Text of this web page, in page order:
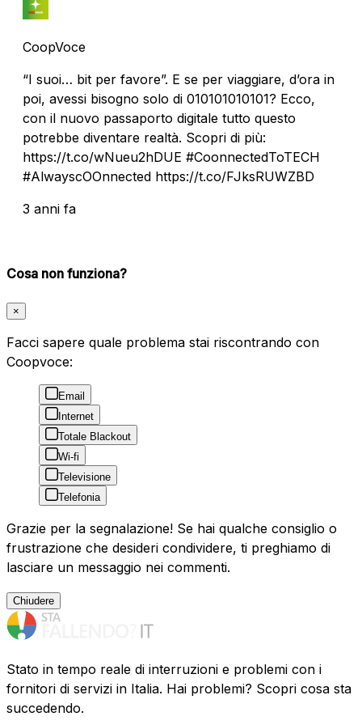
CoopVoce
“I suoi… bit per favore”. E se per viaggiare, d’ora in
poi, avessi bisogno solo di 010101010101? Ecco,
con il nuovo passaporto digitale tutto questo
potrebbe diventare realtà. Scopri di più:
https://t.co/wNueu2hDUE #CoonnectedToTECH
#AlwayscOOnnected https://t.co/FJksRUWZBD
3 anni fa
Cosa non funziona?
×
Facci sapere quale problema stai riscontrando con
Coopvoce:
Email
Internet
Totale Blackout
Wi-fi
Televisione
Telefonia
Grazie per la segnalazione! Se hai qualche consiglio o
frustrazione che desideri condividere, ti preghiamo di
lasciare un messaggio nei commenti.
Chiudere
Stato in tempo reale di interruzioni e problemi con i
fornitori di servizi in Italia. Hai problemi? Scopri cosa sta
succedendo.